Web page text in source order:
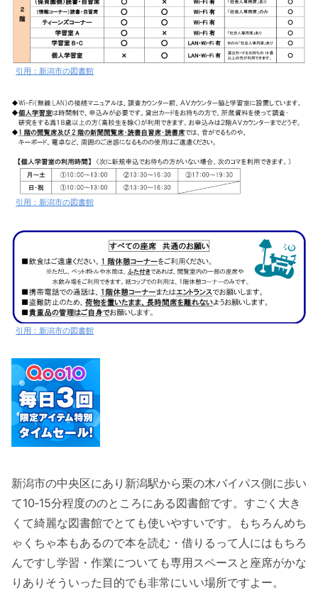
引用：新潟市の図書館
引用：新潟市の図書館
引用：新潟市の図書館
新潟市の中央区にあり新潟駅から栗の木バイパス側に歩い
て10‐15分程度ののところにある図書館です。すごく大き
くて綺麗な図書館でとても使いやすいです。もちろんめち
ゃくちゃ本もあるので本を読む・借りるって人にはもちろ
んですし学習・作業についても専用スペースと座席がかな
りありそういった目的でも非常にいい場所ですよー。